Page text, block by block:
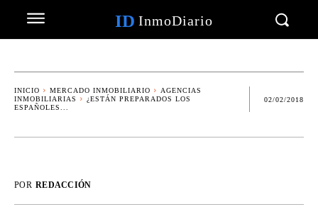
ID InmoDiario
INICIO MERCADO INMOBILIARIO
AGENCIAS
INMOBILIARIAS
¿ESTÁN PREPARADOS LOS
ESPAÑOLES...
02/02/2018
POR REDACCIÓN